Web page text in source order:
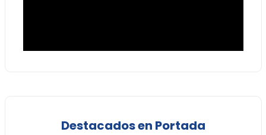
Destacados en Portada